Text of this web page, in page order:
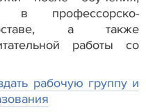
в профессорско-
а также
работы со
рабочую группу и